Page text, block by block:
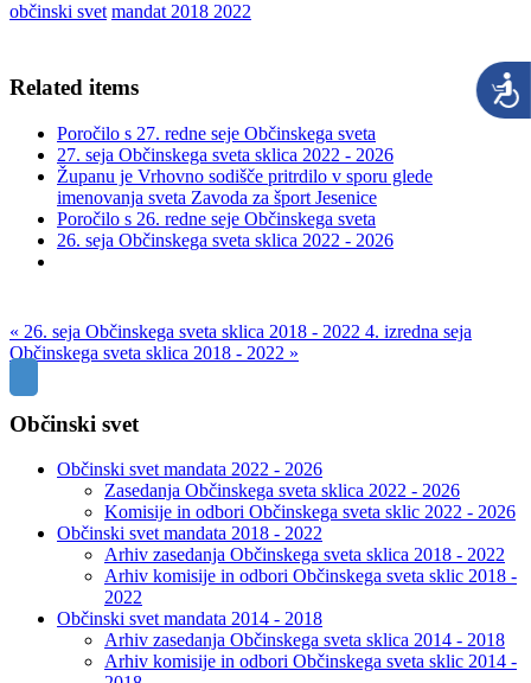
občinski svet mandat 2018 2022
Related items
Poročilo s 27. redne seje Občinskega sveta
27. seja Občinskega sveta sklica 2022 - 2026
Županu je Vrhovno sodišče pritrdilo v sporu glede
imenovanja sveta Zavoda za šport Jesenice
Poročilo s 26. redne seje Občinskega sveta
26. seja Občinskega sveta sklica 2022 - 2026
« 26. seja Občinskega sveta sklica 2018 - 2022 4. izredna seja
Občinskega sveta sklica 2018 - 2022 »
Občinski svet
Občinski svet mandata 2022 - 2026
Zasedanja Občinskega sveta sklica 2022 - 2026
Komisije in odbori Občinskega sveta sklic 2022 - 2026
Občinski svet mandata 2018 - 2022
Arhiv zasedanja Občinskega sveta sklica 2018 - 2022
Arhiv komisije in odbori Občinskega sveta sklic 2018 -
2022
Občinski svet mandata 2014 - 2018
Arhiv zasedanja Občinskega sveta sklica 2014 - 2018
Arhiv komisije in odbori Občinskega sveta sklic 2014 -